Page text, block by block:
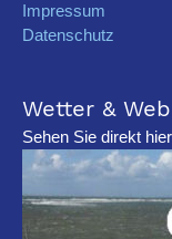
Impressum
Datenschutz
Wetter &
Sehen Sie direkt